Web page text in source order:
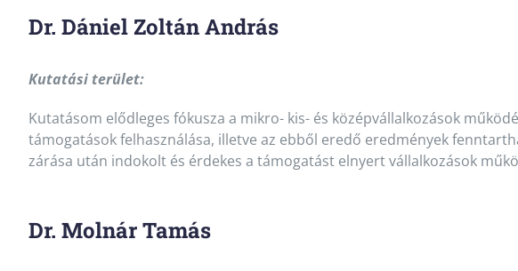
Dr. Dániel Zoltán András
Kutatási terület:
Kutatásom elődleges fókusza a mikro- kis- és középvállalkozások
támogatások felhasználása, illetve az ebből eredő eredmények
zárása után indokolt és érdekes a támogatást elnyert vállalkozások
Dr. Molnár Tamás